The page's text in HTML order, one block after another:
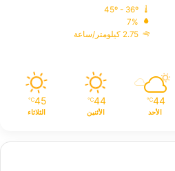
7%
2.75 كيلومتر/ساعة
44
℃
الأحد
44
℃
الأثنين
45
℃
الثلاثاء